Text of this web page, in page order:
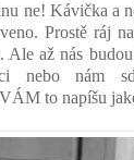
ne! Kávička a
Prostě ráj
Ale až nás
nebo nám
to napíšu